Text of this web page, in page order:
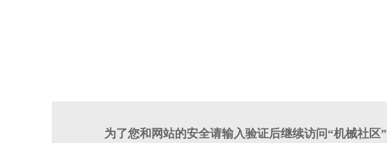
为了您和网站的安全请输入验证后继续访问“机械社区”